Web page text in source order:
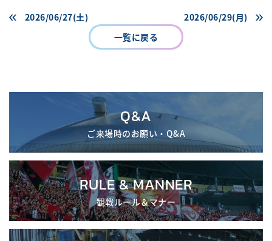
2026/06/27(土)
一覧に戻る
2026/06/29(月)
Q&A
ご来場時のお願い・Q&A
RULE & MANNER
観戦ルール＆マナー